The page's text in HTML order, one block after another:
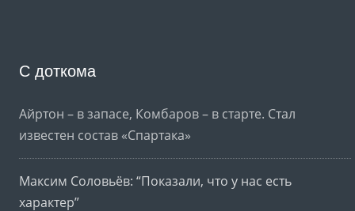
С доткома
Айртон – в запасе, Комбаров – в старте. Стал
известен состав «Спартака»
Максим Соловьёв: “Показали, что у нас есть
характер”